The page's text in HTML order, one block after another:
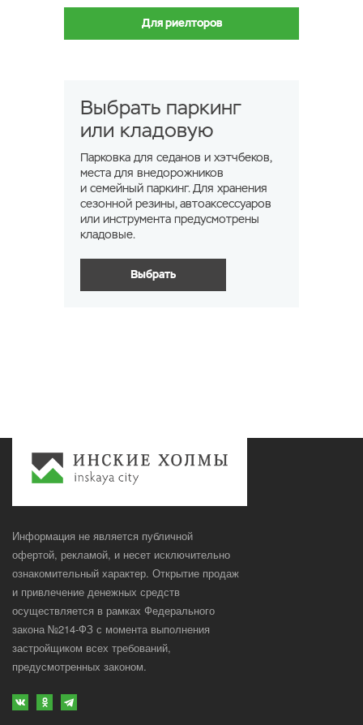
Для риелторов
Выбрать паркинг
или кладовую
Парковка для седанов и хэтчбеков,
места для внедорожников
и семейный паркинг. Для хранения
сезонной резины, автоаксессуаров
или инструмента предусмотрены
кладовые.
Выбрать
Информация не является публичной
офертой, рекламой, и несет исключительно
ознакомительный характер. Открытие продаж
и привлечение денежных средств
осуществляется в рамках Федерального
закона №214-ФЗ с момента выполнения
застройщиком всех требований,
предусмотренных законом.